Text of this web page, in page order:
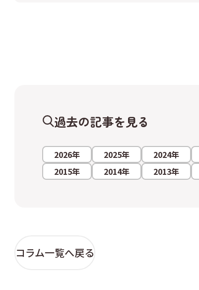
過去の記事を見る
2026年 2025年 2024年
2015年
2014年 2013年
コラム一覧へ戻る